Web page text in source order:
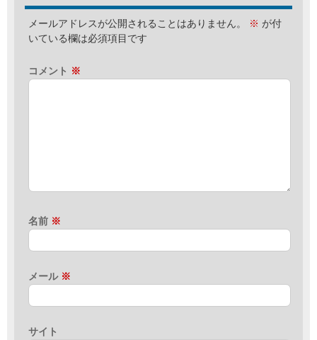
メールアドレスが公開されることはありません。 ※ が付
いている欄は必須項目です
コメント ※
名前 ※
メール ※
サイト